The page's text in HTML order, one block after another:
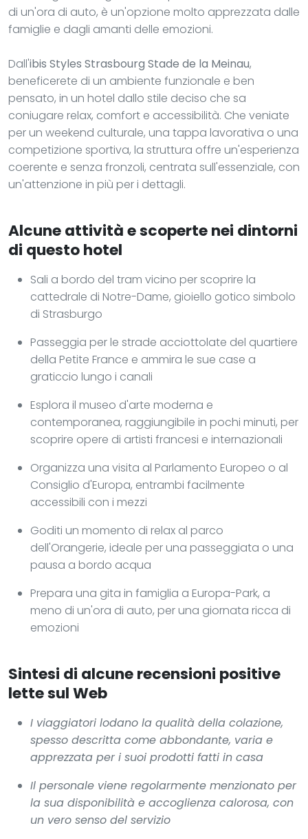
di un'ora di auto, è un'opzione molto apprezzata dalle
famiglie e dagli amanti delle emozioni.
Dall'ibis Styles Strasbourg Stade de la Meinau,
beneficerete di un ambiente funzionale e ben
pensato, in un hotel dallo stile deciso che sa
coniugare relax, comfort e accessibilità. Che veniate
per un weekend culturale, una tappa lavorativa o una
competizione sportiva, la struttura offre un'esperienza
coerente e senza fronzoli, centrata sull'essenziale, con
un'attenzione in più per i dettagli.
Alcune attività e scoperte nei dintorni
di questo hotel
Sali a bordo del tram vicino per scoprire la
cattedrale di Notre-Dame, gioiello gotico simbolo
di Strasburgo
Passeggia per le strade acciottolate del quartiere
della Petite France e ammira le sue case a
graticcio lungo i canali
Esplora il museo d'arte moderna e
contemporanea, raggiungibile in pochi minuti, per
scoprire opere di artisti francesi e internazionali
Organizza una visita al Parlamento Europeo o al
Consiglio d'Europa, entrambi facilmente
accessibili con i mezzi
Goditi un momento di relax al parco
dell'Orangerie, ideale per una passeggiata o una
pausa a bordo acqua
Prepara una gita in famiglia a Europa-Park, a
meno di un'ora di auto, per una giornata ricca di
emozioni
Sintesi di alcune recensioni positive
lette sul Web
I viaggiatori lodano la qualità della colazione,
spesso descritta come abbondante, varia e
apprezzata per i suoi prodotti fatti in casa
Il personale viene regolarmente menzionato per
la sua disponibilità e accoglienza calorosa, con
un vero senso del servizio